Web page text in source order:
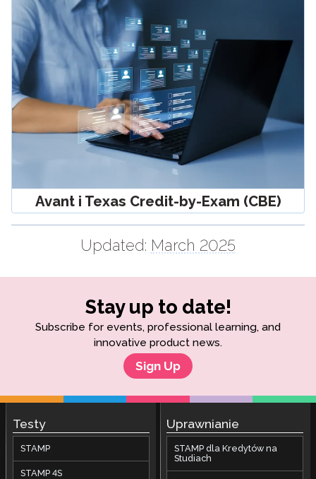
Avant i Texas Credit-by-Exam (CBE)
Updated: March 2025
Stay up to date!
Subscribe for events, professional learning, and
innovative product news.
Sign Up
Testy
STAMP
STAMP 4S
Uprawnianie
STAMP dla Kredytów na
Studiach